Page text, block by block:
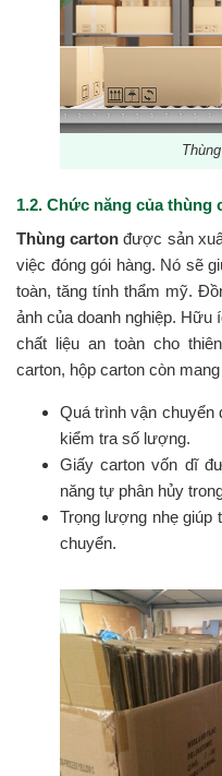
1.2. Chức năng của thùng
Thùng carton được sản
việc đóng gói hàng. Nó sẽ
toàn, tăng tính thẩm mỹ.
ảnh của doanh nghiệp. Hữu
chất liệu an toàn cho
carton, hộp carton còn
Quá trình vận chuyển
kiểm tra số lượng.
Giấy carton vốn dĩ
năng tự phân hủy
Trọng lượng nhẹ giúp
chuyển.